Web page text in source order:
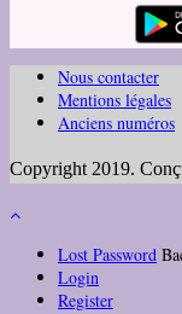
Nous contacter
Mentions légales
Anciens numéros
Copyright 2019.
Lost Password
Login
Register